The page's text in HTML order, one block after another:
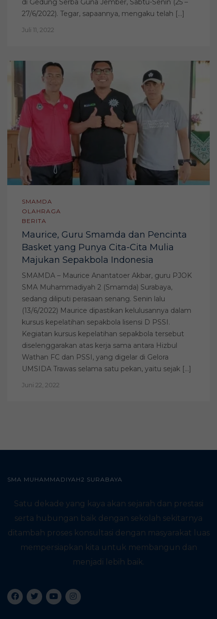
di Gedung Serba Guna Jember, Sabtu-Senin (25 –
27/6/2022). Tegar, sapaannya, mengaku telah […]
Juli 11, 2022
SMAMDA
OLAHRAGA
BERITA
Maurice, Guru Smamda dan Pencinta
Basket yang Punya Cita-Cita Mulia
Majukan Sepakbola Indonesia
SMAMDA – Maurice Anantatoer Akbar, guru PJOK
SMA Muhammadiyah 2 (Smamda) Surabaya,
sedang diliputi perasaan senang. Senin lalu
(13/6/2022) Maurice dipastikan kelulusannya dalam
kursus kepelatihan sepakbola lisensi D PSSI.
Kegiatan kursus kepelatihan sepakbola tersebut
diselenggarakan atas kerja sama antara Hizbul
Wathan FC dan PSSI, yang digelar di Gelora
UMSIDA Trawas selama satu pekan, yaitu sejak […]
Juni 22, 2022
SMA MUHAMMADIYAH2 SURABAYA
Satu dekade yang kaya akan sejarah dan prestasi
serta hubungan baik dengan sekolah sekitarnya
ditambah proses konsultasi dengan masyarakat luas
mempersiapkan kita untuk membangun dan
menjadi lebih baik.